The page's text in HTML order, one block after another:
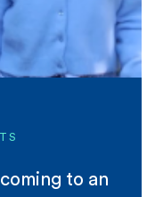
to an